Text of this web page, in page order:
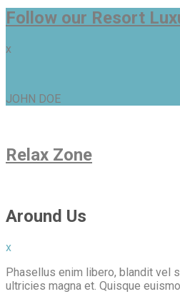
Follow our Resort
x
JOHN DOE
Relax Zone
Around Us
x
Phasellus enim libero, blandit vel
ultricies magna et. Quisque